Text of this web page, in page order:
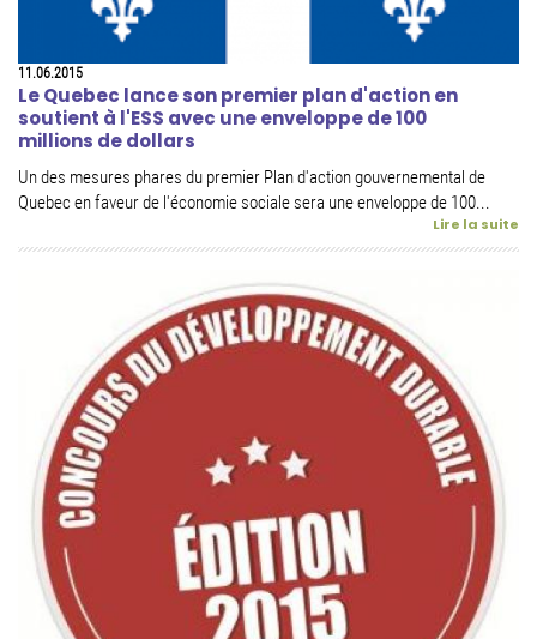
11.06.2015
Le Quebec lance son premier plan d'action en
soutient à l'ESS avec une enveloppe de 100
millions de dollars
Un des mesures phares du premier Plan d'action gouvernemental de
Quebec en faveur de l'économie sociale sera une enveloppe de 100...
Lire la suite